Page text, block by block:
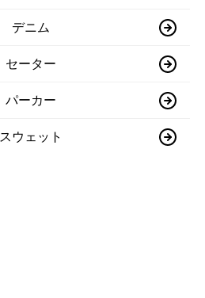
デニム
セーター
パーカー
スウェット